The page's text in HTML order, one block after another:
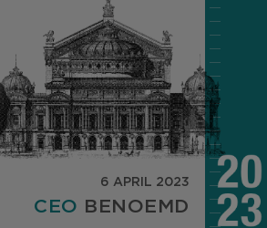
6 APRIL 2023
CEO BENOEMD